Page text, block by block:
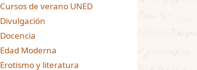
Cursos de verano UNED
Divulgación
Docencia
Edad Moderna
Erotismo y literatura